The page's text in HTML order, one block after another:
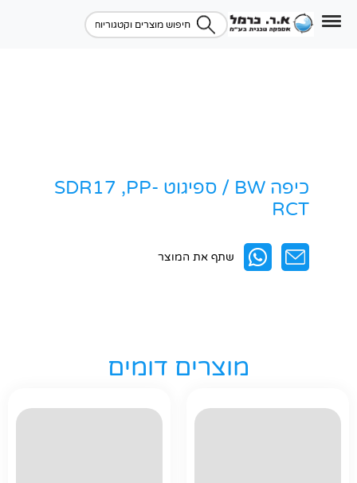
כיפה BW / ספיגוט SDR17 ,PP-
RCT
שתף את המוצר
מוצרים דומים